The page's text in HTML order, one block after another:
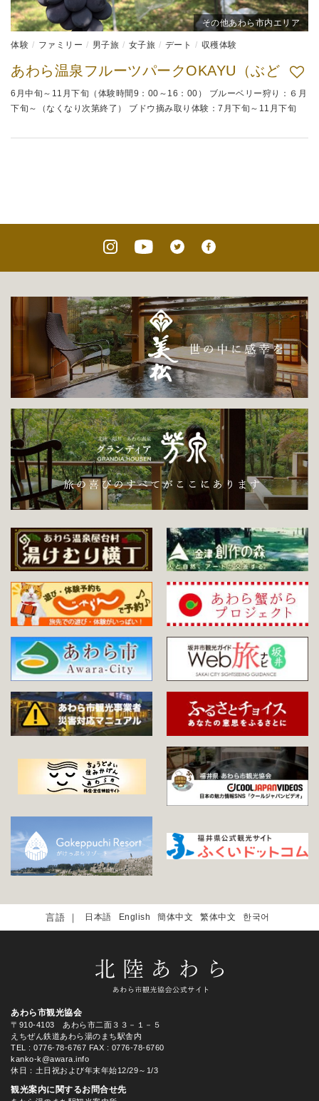
その他あわら市内エリア
体験 ファミリー 男子旅 女子旅 デート 収穫体験
あわら温泉フルーツパークOKAYU（ぶど
6月中旬～11月下旬（体験時間9：00～16：00） ブルーベリー狩り：６月
下旬～（なくなり次第終了） ブドウ摘み取り体験：7月下旬～11月下旬
日本語 English 簡体中文 繁体中文 한국어
あわら市観光協会
〒910-4103 あわら市二面３３－１－５
えちぜん鉄道あわら湯のまち駅舎内
TEL
: 0776-78-6767 FAX : 0776-78-6760
kanko-k@awara.info
休日：土日祝および年末年始12/29～1/3
観光案内に関するお問合せ先